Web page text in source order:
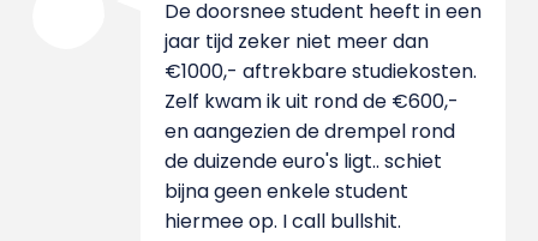
De doorsnee student heeft in een
jaar tijd zeker niet meer dan
€1000,- aftrekbare studiekosten.
Zelf kwam ik uit rond de €600,-
en aangezien de drempel rond
de duizende euro's ligt.. schiet
bijna geen enkele student
hiermee op. I call bullshit.